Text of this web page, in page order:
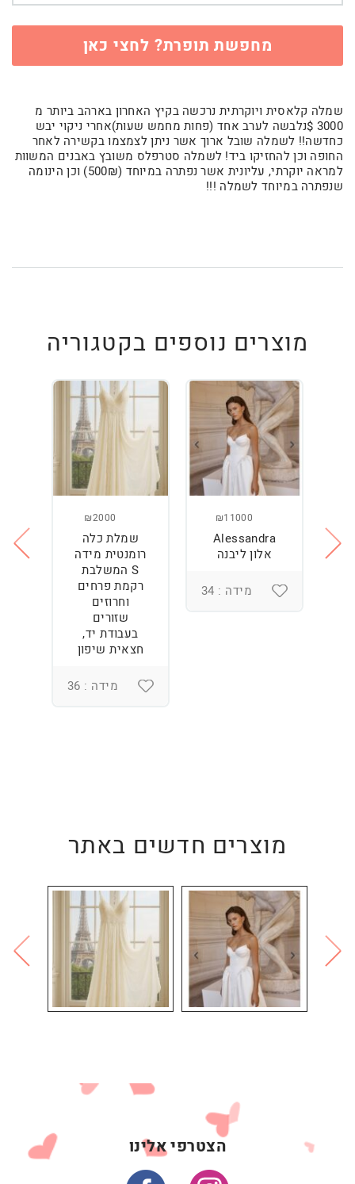
מחפשת תופרת? לחצי כאן
שמלה קלאסית ויוקרתית נרכשה בקיץ האחרון בארהב ביותר מ
3000 $נלבשה לערב אחד (פחות מחמש שעות)אחרי ניקוי יבש
כחדשה!! לשמלה שובל ארוך אשר ניתן לצמצמו בקשירה לאחר
החופה וכן להחזיקו ביד! לשמלה סטרפלס משובץ באבנים המשוות
למראה יוקרתי, עליונית אשר נפתרה במיוחד (500₪) וכן הינומה
שנפתרה במיוחד לשמלה !!!
מוצרים נוספים בקטגוריה
₪11000
Alessandra
אלון ליבנה
מידה : 34
₪2000
שמלת כלה
רומנטית מידה
S המשלבת
רקמת פרחים
וחרוזים
שזורים
בעבודת יד,
חצאית שיפון
מידה : 36
מוצרים חדשים באתר
הצטרפי אלינו